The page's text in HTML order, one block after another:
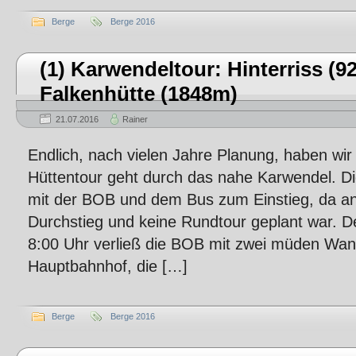
Berge Berge 2016
(1) Karwendeltour: Hinterriss
Falkenhütte (1848m)
21.07.2016 Rainer
Endlich, nach vielen Jahre Planung, haben
Hüttentour geht durch das nahe Karwendel.
mit der BOB und dem Bus zum Einstieg, da
Durchstieg und keine Rundtour geplant war.
8:00 Uhr verließ die BOB mit zwei müden
Hauptbahnhof, die […]
Berge Berge 2016